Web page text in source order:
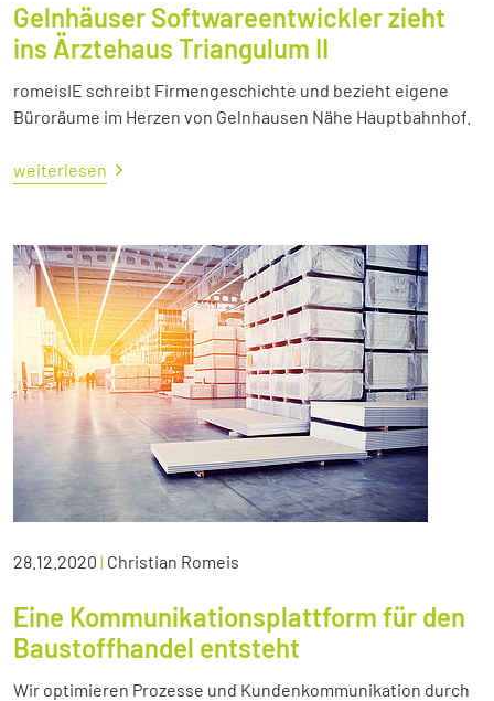
Gelnhäuser Softwareentwickler zieht
ins Ärztehaus Triangulum II
romeisIE schreibt Firmengeschichte und bezieht eigene
Büroräume im Herzen von Gelnhausen Nähe Hauptbahnhof.
weiterlesen
28.12.2020 | Christian Romeis
Eine Kommunikationsplattform für den
Baustoffhandel entsteht
Wir optimieren Prozesse und Kundenkommunikation durch